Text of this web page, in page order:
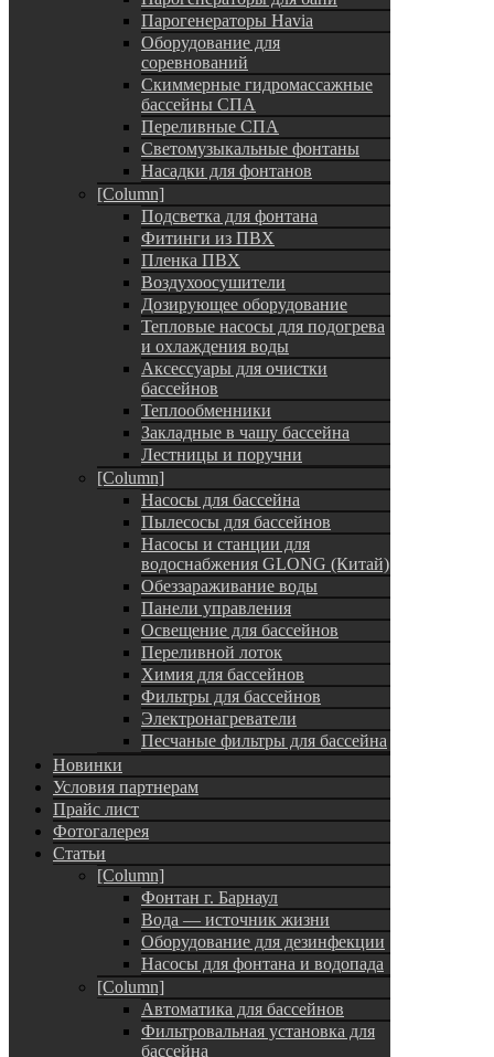
Парогенераторы Havia
Оборудование для
соревнований
Скиммерные гидромассажные
бассейны СПА
Переливные СПА
Светомузыкальные фонтаны
Насадки для фонтанов
[Column]
Подсветка для фонтана
Фитинги из ПВХ
Пленка ПВХ
Воздухоосушители
Дозирующее оборудование
Тепловые насосы для подогрева
и охлаждения воды
Аксессуары для очистки
бассейнов
Теплообменники
Закладные в чашу бассейна
Лестницы и поручни
[Column]
Насосы для бассейна
Пылесосы для бассейнов
Насосы и станции для
водоснабжения GLONG (Китай)
Обеззараживание воды
Панели управления
Освещение для бассейнов
Переливной лоток
Химия для бассейнов
Фильтры для бассейнов
Электронагреватели
Песчаные фильтры для бассейна
Новинки
Условия партнерам
Прайс лист
Фотогалерея
Статьи
[Column]
Фонтан г. Барнаул
Вода — источник жизни
Оборудование для дезинфекции
Насосы для фонтана и водопада
[Column]
Автоматика для бассейнов
Фильтровальная установка для
бассейна